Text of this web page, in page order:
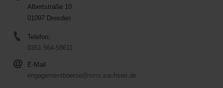
Albertstraße 10
01097 Dresden
Telefon:
0351 564-58611
E-Mail
engagementboerse@sms.sachsen.de